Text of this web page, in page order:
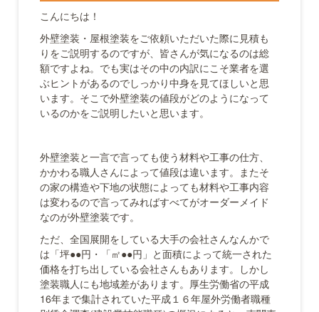
こんにちは！
外壁塗装・屋根塗装をご依頼いただいた際に見積も
りをご説明するのですが、皆さんが気になるのは総
額ですよね。でも実はその中の内訳にこそ業者を選
ぶヒントがあるのでしっかり中身を見てほしいと思
います。そこで外壁塗装の値段がどのようになって
いるのかをご説明したいと思います。
外壁塗装と一言で言っても使う材料や工事の仕方、
かかわる職人さんによって値段は違います。またそ
の家の構造や下地の状態によっても材料や工事内容
は変わるので言ってみればすべてがオーダーメイド
なのが外壁塗装です。
ただ、全国展開をしている大手の会社さんなんかで
は「坪●●円・「㎡●●円」と面積によって統一された
価格を打ち出している会社さんもあります。しかし
塗装職人にも地域差があります。厚生労働省の平成
16年まで集計されていた平成１６年屋外労働者職種